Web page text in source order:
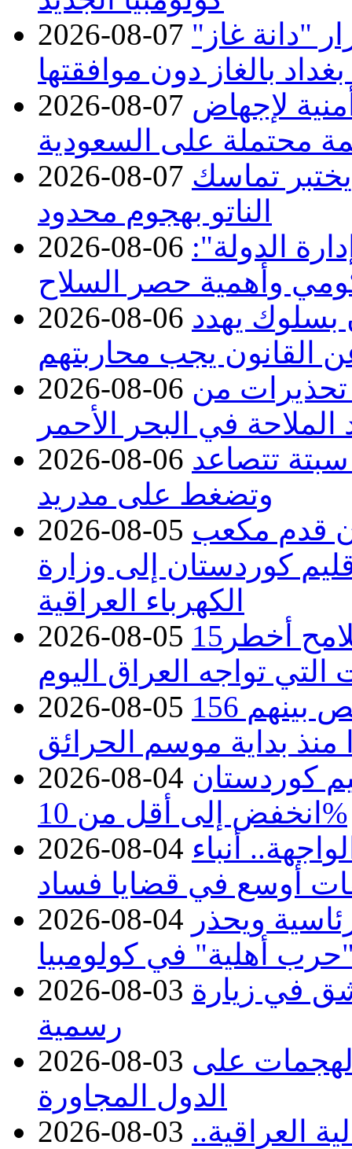
2026-08-07 "دانة غاز"
بالغاز دون موافقتها
2026-08-07 لإجهاض
محتملة على السعودية
2026-08-07 يختبر تماسك
الناتو بهجوم محدود
2026-08-06 الدولة":
وأهمية حصر السلاح
2026-08-06 بسلوك يهدد
القانون يجب محاربتهم
2026-08-06 من
الملاحة في البحر الأحمر
2026-08-06 تتصاعد
وتضغط على مدريد
2026-08-05 توريد 100 مليون قدم مكعب
كوردستان إلى وزارة
الكهرباء العراقية
2026-08-05 15كارثة بيئية ومناخية ترسم ملامح أخطر
التي تواجه العراق اليوم
2026-08-05 حرائق فرنسا.. توقيف 402 شخص بينهم 156
منذ بداية موسم الحرائق
2026-08-04 كوردستان
انخفض إلى أقل من 10%
2026-08-04 أنباء
أوسع في قضايا فساد
2026-08-04 ويحذر
أهلية" في كولومبيا
2026-08-03 في زيارة
رسمية
2026-08-03 على
الدول المجاورة
2026-08-03 العراقية..